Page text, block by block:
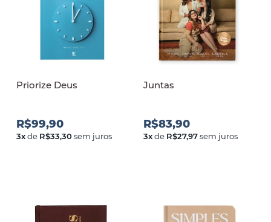
Priorize Deus
R$99,90
3xde R$33,30sem juros
Juntas
R$83,90
3xde R$27,97sem juros